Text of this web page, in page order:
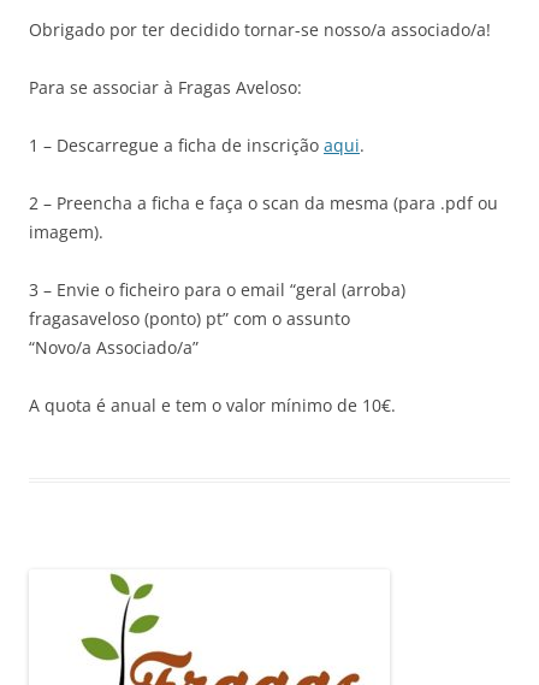
Obrigado por ter decidido tornar-se nosso/a associado/a!
Para se associar à Fragas Aveloso:
1 – Descarregue a ficha de inscrição aqui.
2 – Preencha a ficha e faça o scan da mesma (para .pdf ou
imagem).
3 – Envie o ficheiro para o email “geral (arroba)
fragasaveloso (ponto) pt” com o assunto
“Novo/a Associado/a”
A quota é anual e tem o valor mínimo de 10€.